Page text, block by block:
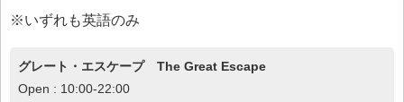
※いずれも英語のみ
グレート・エスケープ The Great Escape
Open : 10:00-22:00